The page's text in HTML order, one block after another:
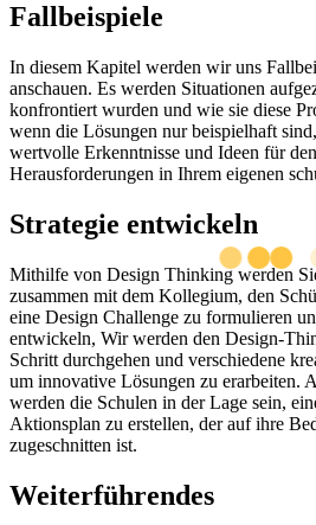
Fallbeispiele
In diesem Kapitel werden wir uns
anschauen. Es werden Situationen
konfrontiert wurden und wie sie diese
wenn die Lösungen nur beispielhaft
wertvolle Erkenntnisse und Ideen für
Herausforderungen in Ihrem eigenen
Strategie entwickeln
Mithilfe von Design Thinking werden
zusammen mit dem Kollegium, den
eine Design Challenge zu formulieren
entwickeln, Wir werden den Design-
Schritt durchgehen und verschiedene
um innovative Lösungen zu erarbeiten.
werden die Schulen in der Lage sein,
Aktionsplan zu erstellen, der auf ihre
zugeschnitten ist.
Weiterführendes